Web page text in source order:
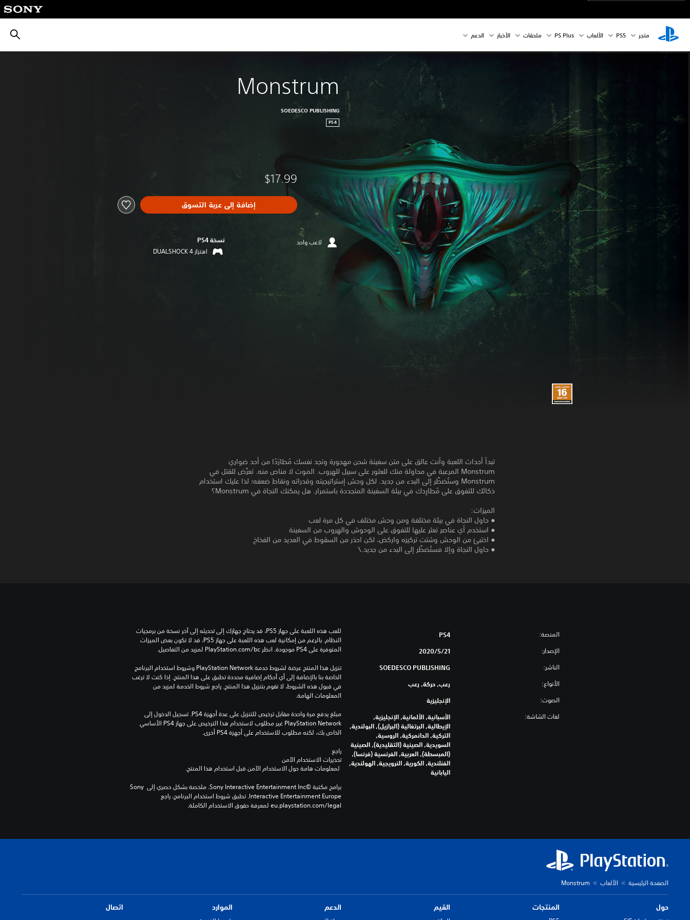
متجر PS5‏ الألعاب PS Plus ملحقات الأخبار الدعم
Monstrum
SOEDESCO PUBLISHING
PS4
$17.99
إضافة إلى عربة التسوق
لاعب واحد نسخة PS4‏
اهتزاز DUALSHOCK 4‏
تبدأ أحداث اللعبة وأنت عالق على متن سفينة شحن مهجورة وتجد نفسك مُطارَدًا من أحد ضواري
Monstrum المرعبة في محاولة منك للعثور على سبيل للهروب. الموت لا مناص منه. تعرَّض للقتل في
Monstrum وستُضطَّر إلى البدء من جديد. لكل وحش إستراتيجيته وقدراته ونقاط ضعفه؛ لذا عليك استخدام
ذكائك للتفوق على مُطارِدك في بيئة السفينة المتجددة باستمرار. هل يمكنك النجاة في Monstrum؟
الميزات:
● حاول النجاة في بيئة مختلفة ومن وحش مختلف في كل مرة لعب
● استخدم أي عناصر تعثر عليها للتفوق على الوحوش والهروب من السفينة
● اختبئ من الوحش وشتت تركيزه واركض، لكن احذر من السقوط في العديد من الفخاخ
● حاول النجاة وإلا فستُضطَّر إلى البدء من جديد.\
المنصة: PS4
الإصدار: 21‏/5‏/2020
الناشر: SOEDESCO PUBLISHING
الأنواع: رعب, حركة, رعب
الصوت: الإنجليزية
لغات الشاشة:
الأسبانية, الألمانية, الإنجليزية,
الإيطالية, البرتغالية (البرازيل), البولندية,
التركية, الدانمركية, الروسية,
السويدية, الصينية (التقليدية), الصينية
(المبسطة), العربية, الفرنسية (فرنسا),
الفنلندية, الكورية, النرويجية, الهولندية,
اليابانية
للعب هذه اللعبة على جهاز PS5، قد يحتاج جهازك إلى تحديثه إلى آخر نسخة من برمجيات
النظام. بالرغم من إمكانية لعب هذه اللعبة على جهاز PS5، قد لا تكون بعض الميزات
المتوفرة على PS4 موجودة. انظر ‎PlayStation.com/bc لمزيد من التفاصيل.
الخاصة بنا بالإضافة إلى أي أحكام إضافية محددة تطبق على هذا المنتج. إذا كنت لا ترغب
في قبول هذه الشروط، لا تقوم بتنزيل هذا المنتج. راجع شروط الخدمة لمزيد من
المعلومات الهامة.
مبلغ يدفع مرة واحدة مقابل ترخيص للتنزيل على عدة أجهزة PS4. تسجيل الدخول إلى
PlayStation Network غير مطلوب لاستخدام هذا الترخيص على جهاز PS4 الأساسي
الخاص بك، لكنه مطلوب للاستخدام على أجهزة PS4 أخرى.
راجع
تحذيرات الاستخدام الآمن
برامج مكتبة ©Sony Interactive Entertainment Inc. ملخصة بشكل حصري إلى Sony
eu.playstation.com/legal لمعرفة حقوق الاستخدام الكاملة.
الصفحة الرئيسية الألعاب Monstrum
حول المنتجات القيم الدعم الموارد اتصال